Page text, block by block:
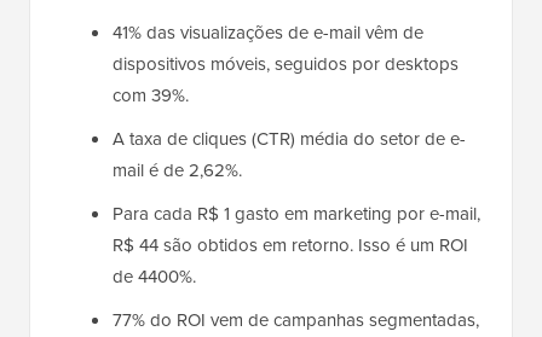
41% das visualizações de e-mail vêm de
dispositivos móveis, seguidos por desktops
com 39%.
A taxa de cliques (CTR) média do setor de e-
mail é de 2,62%.
Para cada R$ 1 gasto em marketing por e-mail,
R$ 44 são obtidos em retorno. Isso é um ROI
de 4400%.
77% do ROI vem de campanhas segmentadas,